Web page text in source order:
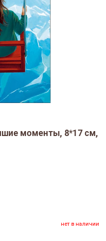
моменты, 8*17 см,
нет в наличии